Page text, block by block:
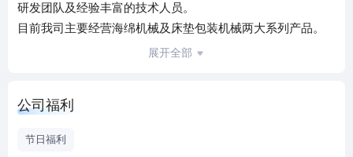
研发团队及经验丰富的技术人员。
目前我司主要经营海绵机械及床垫包装机械两大系列产品。
产品主要销往东南亚，中东，非洲，南北美洲及欧洲等国家
内外客户提供高质量的产品及优质的服务。竭诚与国外内商
展开全部
公司福利
节日福利